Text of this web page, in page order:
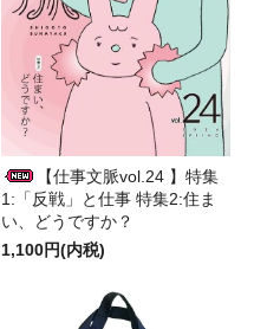
【仕事文脈vol.24 】特集
1:「反戦」と仕事 特集2:住ま
い、どうですか？
1,100円(内税)